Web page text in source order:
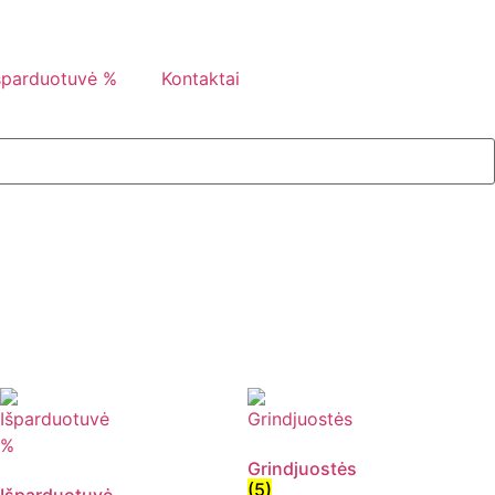
% Kontaktai
Grindjuostės
(5)